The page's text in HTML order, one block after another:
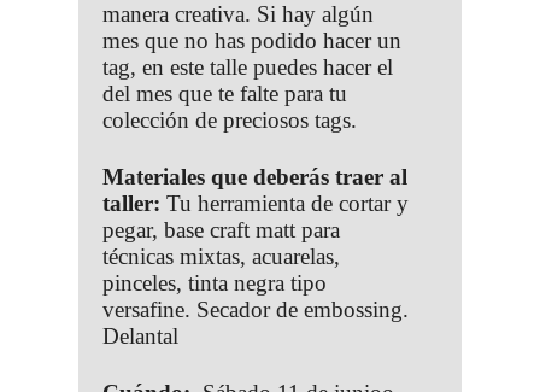
manera creativa. Si hay algún
mes que no has podido hacer un
tag, en este talle puedes hacer el
del mes que te falte para tu
colección de preciosos tags.
Materiales que deberás traer al
taller: Tu herramienta de cortar y
pegar, base craft matt para
técnicas mixtas, acuarelas,
pinceles, tinta negra tipo
versafine. Secador de embossing.
Delantal